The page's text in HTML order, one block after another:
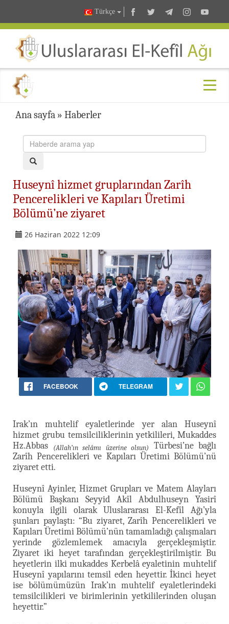
Türkçe
Ana sayfa » Haberler
Huseynî hizmet gruplarından Zarîh
Pencerelikleri ve Kapıları Üretimi
Bölümü’ne ziyaret
26 Haziran 2022 12:09
FACEBOOK TELEGRAM
Irak’ın muhtelif eyaletlerinde yer alan Huseynî
hizmet grubu temsilciliklerinin yetkilileri, Mukaddes
Hz.Abbas
(Allah’ın selâmı üzerine olsun)
Türbesi’ne bağlı
Zarîh Pencerelikleri ve Kapıları Üretimi Bölümü’nü
ziyaret etti.
Huseynî Ayinler, Hizmet Grupları ve Matem Alayları
Bölümü Başkanı Seyyid Akîl Abdulhuseyn Yasirî
konuyla ilgili olarak Uluslararası El-Kefîl Ağı’yla
şunları paylaştı: “Bu ziyaret, Zarîh Pencerelikleri ve
Kapıları Üretimi Bölümü’nün tamamladığı çalışmaları
yerinde gözlemlemek amacıyla gerçekleşmiştir.
Ziyaret iki heyet tarafından gerçekleştirilmiştir. Bu
heyetlerin ilki mukaddes Kerbelâ eyaletinin muhtelif
Huseynî yapılarını temsil eden heyettir. İkinci heyet
ise bölümümüzün Irak’ın muhtelif eyaletlerindeki
temsilcilikleri ve birimlerinin yetkililerinden oluşan
heyettir.”